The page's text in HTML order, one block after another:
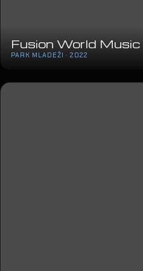
Fusion World
PARK MLADEŽI · 2022